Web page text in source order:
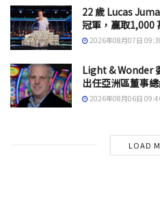
22 歲 Lucas
冠軍，贏取1,000
2026年08月07日
Light & Wonder
出任亞洲區董事
2026年08月06日
LOAD